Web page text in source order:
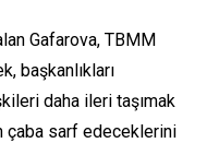
Gafarova, TBMM
başkanlıkları
daha ileri taşımak
çaba sarf edeceklerini